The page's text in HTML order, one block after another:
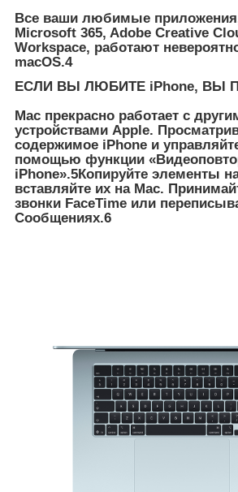
Все ваши любимые
Microsoft 365, Adobe Creative
Workspace, работают
macOS.4
ЕСЛИ ВЫ ЛЮБИТЕ iPhone, ВЫ
Mac прекрасно работает с
устройствами Apple.
содержимое iPhone и
помощью функции
iPhone».5Копируйте элементы
вставляйте их на Mac.
звонки FaceTime или
Сообщениях.6